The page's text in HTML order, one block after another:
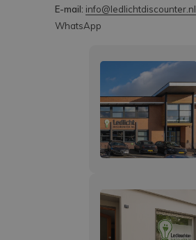
E-mail: info@ledlichtdiscounter.nl
WhatsApp